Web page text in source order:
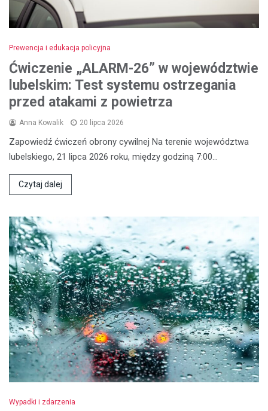
Prewencja i edukacja policyjna
Ćwiczenie „ALARM-26” w województwie
lubelskim: Test systemu ostrzegania
przed atakami z powietrza
Anna Kowalik 20 lipca 2026
Zapowiedź ćwiczeń obrony cywilnej Na terenie województwa
lubelskiego, 21 lipca 2026 roku, między godziną 7:00…
Czytaj dalej
Wypadki i zdarzenia